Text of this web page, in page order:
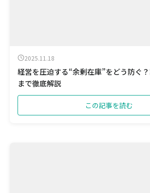
2025.11.18
経営を圧迫する“余剰在庫”をどう防ぐ
まで徹底解説
この記事を読む